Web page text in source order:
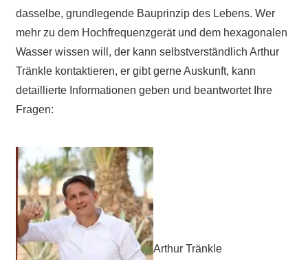
dasselbe, grundlegende Bauprinzip des Lebens. Wer
mehr zu dem Hochfrequenzgerät und dem hexagonalen
Wasser wissen will, der kann selbstverständlich Arthur
Tränkle kontaktieren, er gibt gerne Auskunft, kann
detaillierte Informationen geben und beantwortet Ihre
Fragen:
Arthur Tränkle